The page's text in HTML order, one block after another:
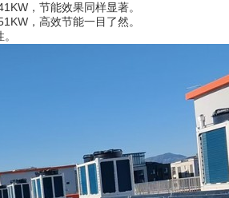
，节能效果同样显著。
，高效节能一目了然。